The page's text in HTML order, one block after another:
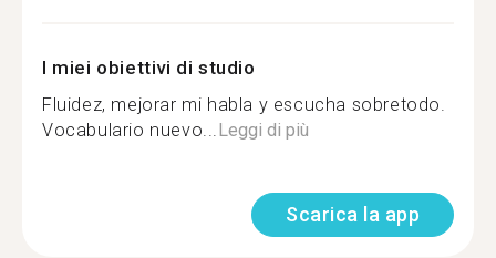
I miei obiettivi di studio
Fluidez, mejorar mi habla y escucha sobretodo.
Vocabulario nuevo...Leggi di più
Scarica la app